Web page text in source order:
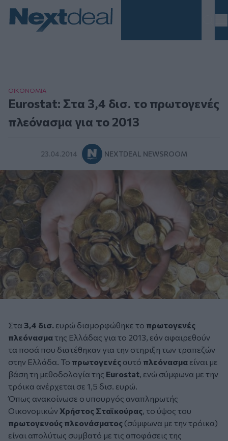
ΟΙΚΟΝΟΜΙΑ
Eurostat: Στα 3,4 δισ. το πρωτογενές
πλεόνασμα για το 2013
23.04.2014 NEXTDEAL NEWSROOM
Στα 3,4 δισ. ευρώ διαμορφώθηκε το πρωτογενές
πλεόνασματης Ελλάδας για το 2013, εάν αφαιρεθούν
τα ποσά που διατέθηκαν για την στηριξη των τραπεζών
στην Ελλάδα. Το πρωτογενές αυτό πλεόνασμα είναι με
βάση τη μεθοδολογία της Eurostat, ενώ σύμφωνα με την
τρόικα ανέρχεται σε 1,5 δισ. ευρώ.
Όπως ανακοίνωσε ο υπουργός αναπληρωτής
Οικονομικών Χρήστος Σταϊκούρας, το ύψος του
πρωτογενούς πλεονάσματος (σύμφωνα με την τρόικα)
είναι απολύτως συμβατό με τις αποφάσεις της